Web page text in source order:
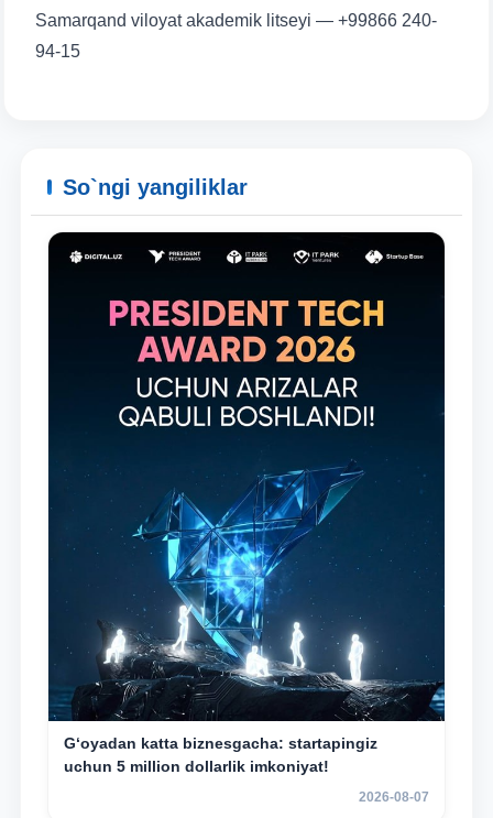
Samarqand viloyat akademik litseyi — +99866 240-
94-15
So`ngi yangiliklar
G‘oyadan katta biznesgacha: startapingiz
uchun 5 million dollarlik imkoniyat!
2026-08-07